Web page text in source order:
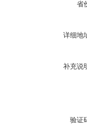
省
详细地
补充说
验证